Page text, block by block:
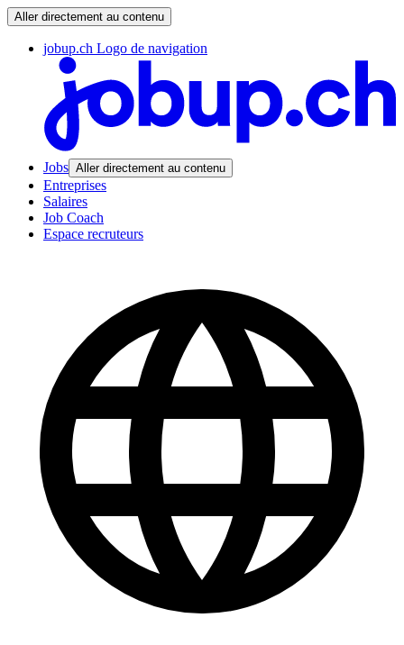
Aller directement au contenu
jobup.ch Logo de navigation
Jobs Aller directement au contenu
Entreprises
Salaires
Job Coach
Espace recruteurs